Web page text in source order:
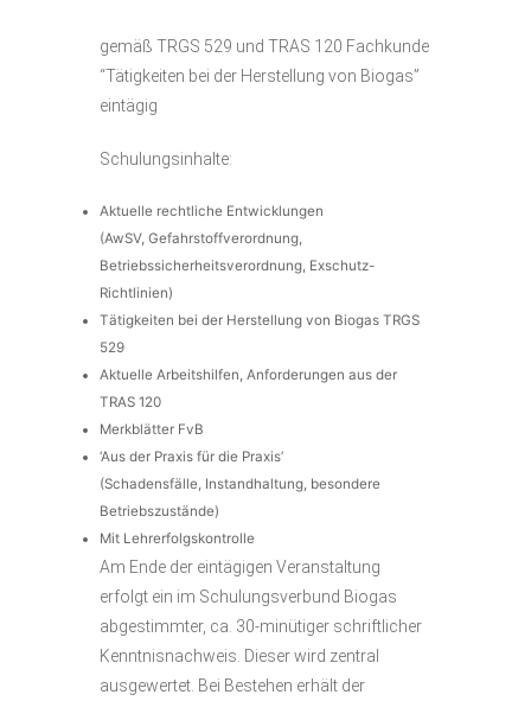
gemäß TRGS 529 und TRAS 120 Fachkunde
“Tätigkeiten bei der Herstellung von Biogas”
eintägig
Schulungsinhalte:
Aktuelle rechtliche Entwicklungen
(AwSV, Gefahrstoffverordnung,
Betriebssicherheitsverordnung, Exschutz-
Richtlinien)
Tätigkeiten bei der Herstellung von Biogas TRGS
529
Aktuelle Arbeitshilfen, Anforderungen aus der
TRAS 120
Merkblätter FvB
‘Aus der Praxis für die Praxis’
(Schadensfälle, Instandhaltung, besondere
Betriebszustände)
Mit Lehrerfolgskontrolle
Am Ende der eintägigen Veranstaltung
erfolgt ein im Schulungsverbund Biogas
abgestimmter, ca. 30-minütiger schriftlicher
Kenntnisnachweis. Dieser wird zentral
ausgewertet. Bei Bestehen erhält der